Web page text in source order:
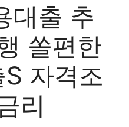
대출 추
쏠편한
자격조
리